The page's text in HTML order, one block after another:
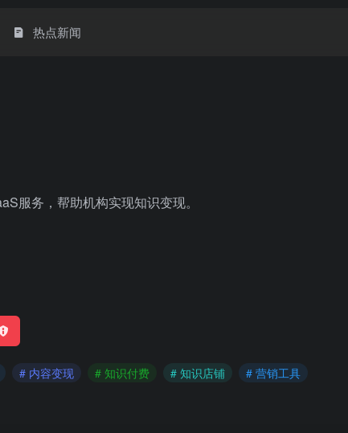
热点新闻
服务，帮助机构实现知识变现。
# 内容变现 # 知识付费 # 知识店铺 # 营销工具